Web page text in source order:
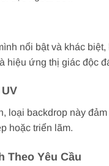
nổi bật và khác
hiệu ứng thị giác độc
loại backdrop này
hoặc triển lãm.
Theo Yêu Cầu